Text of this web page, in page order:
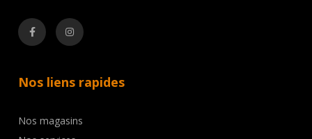
Nos liens rapides
Nos magasins